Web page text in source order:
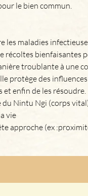
le bien commun.
maladies
récoltes bienfaisantes
troublante à une
protège des
enfin de les résoudre.
Nintu Ngi (corps
vie
approche (ex